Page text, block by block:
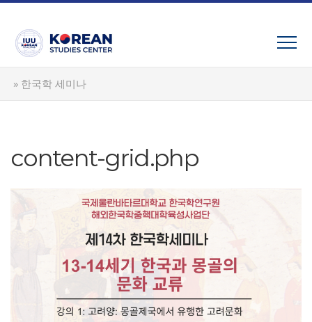
Skip
content
» 한국학 세미나
content-grid.php